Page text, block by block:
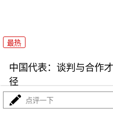
最热
中国代表：谈判与合作
径
点评一下